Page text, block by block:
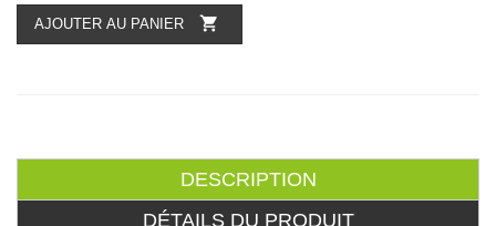
AJOUTER AU PANIER 
DESCRIPTION
DÉTAILS DU PRODUIT